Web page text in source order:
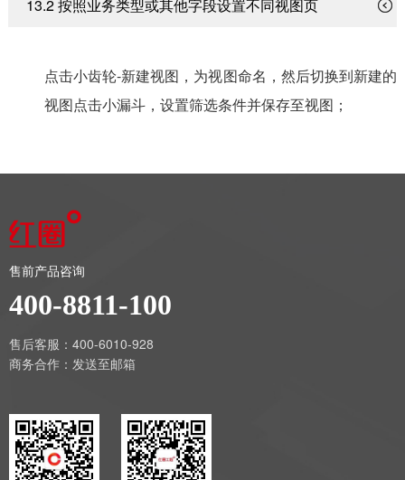
13.2 ​按照业务类型或其他字段设置不同视图页
点击小齿轮-新建视图，为视图命名，然后切换到新建的
视图点击小漏斗，设置筛选条件并保存至视图；
售前产品咨询
400-8811-100
售后客服：400-6010-928
商务合作： 发送至邮箱